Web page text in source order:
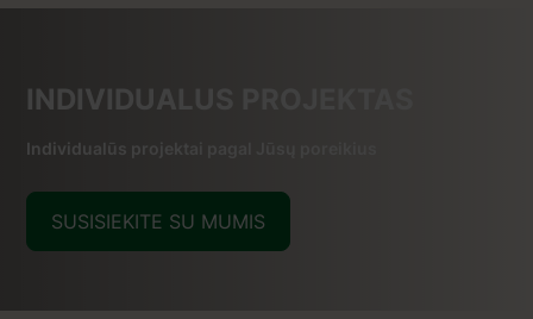
INDIVIDUALUS PROJEKTAS
Individualūs projektai pagal Jūsų poreikius
SUSISIEKITE SU MUMIS